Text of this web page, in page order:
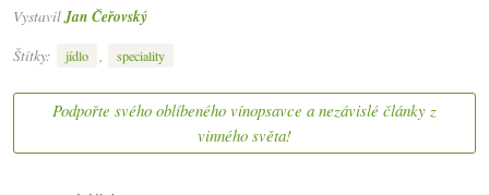
Vystavil Jan Čeřovský
Štítky:
jídlo , speciality
Podpořte svého oblíbeného vínopsavce a nezávislé články z
vinného světa!